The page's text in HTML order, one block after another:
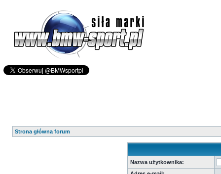
Strona główna forum
Nazwa użytkownika: